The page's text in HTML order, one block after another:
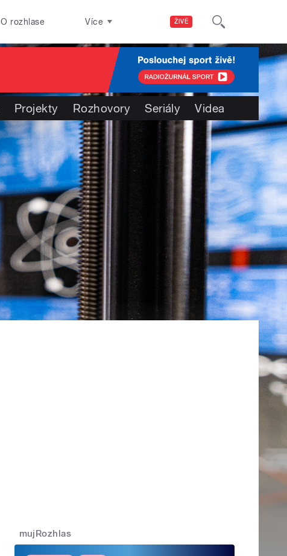
ŽIVĚ
O rozhlase Více
Projekty Rozhovory Seriály Videa
mujRozhlas